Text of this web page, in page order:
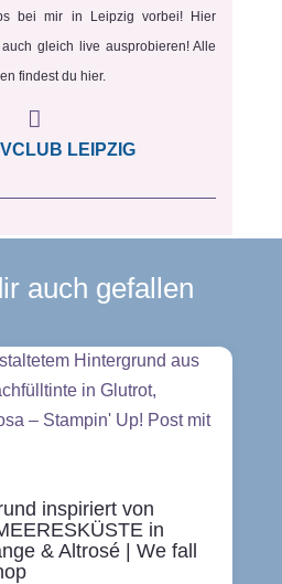
bei mir in Leipzig vorbei! Hier
gleich live ausprobieren! Alle
findest du hier.

LEIPZIG
auch gefallen
inspiriert von
in
& Altrosé | We fall